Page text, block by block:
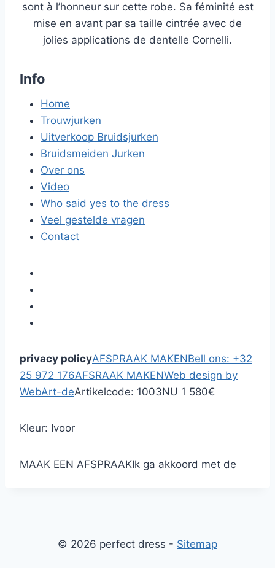
sont à l’honneur sur cette robe. Sa féminité est
mise en avant par sa taille cintrée avec de
jolies applications de dentelle Cornelli.
Info
Home
Trouwjurken
Uitverkoop Bruidsjurken
Bruidsmeiden Jurken
Over ons
Video
Who said yes to the dress
Veel gestelde vragen
Contact
privacy policyAFSPRAAK MAKENBell ons: +32
25 972 176AFSRAAK MAKENWeb design by
WebArt-deArtikelcode: 1003NU 1 580€
Kleur: Ivoor
MAAK EEN AFSPRAAKIk ga akkoord met de
© 2026 perfect dress - Sitemap